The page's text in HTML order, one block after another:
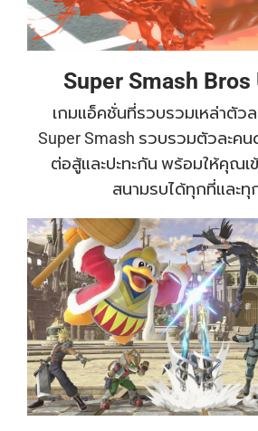
Super Smash
เกมแอ็คชั่นที่รวบรวมเหล่าตัวล
Super Smash รวบรวมตัวละค
ต่อสู้และปะทะกัน พร้อมให้คุณเ
สนามรบได้ทุกที่และทุ